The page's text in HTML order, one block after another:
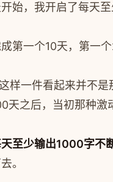
始，我开启了每天至
第一个10天，第一
样一件看起来并不是
天之后，当初那种
至少输出1000字不
。